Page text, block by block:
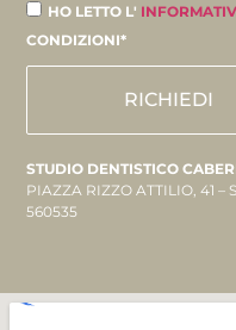
HO LETTO L'
CONDIZIONI*
RICHIEDI
STUDIO DENTISTICO
PIAZZA RIZZO ATTILIO, 41 –
560535